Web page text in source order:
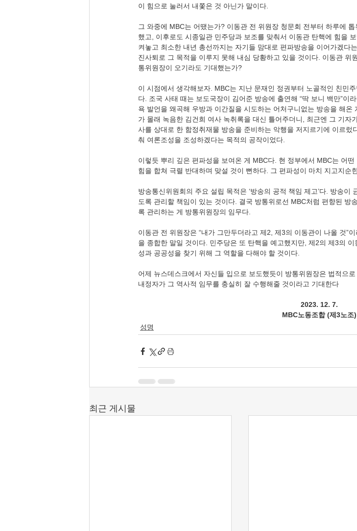
이 힘으로 눌러서 내쫓은 것 아닌가 말이다.
그 와중에 MBC는 어땠는가? 이동관 전 위원장 청문회 전부터 하루에
했고, 이후로도 시종일관 민주당과 보조를 맞춰서 이동관 탄핵에 힘을
켜놓고 최소한 내년 총선까지는 자기들 맘대로 편파방송을 이어가겠다
진사퇴로 그 목적을 이루지 못해 내심 당황하고 있을 것이다. 이동관 위
통위원장이 오기라도 기대했는가?
이 시점에서 생각해보자. MBC는 지난 문재인 정권부터 노골적인 친민
다. 조국 사태 때는 보도국장이 김어준 방송에 출연해 “딱 보니 백만”이
욕 발언을 왜곡해 우방과 이간질을 시도하는 어처구니없는 방송을 해온
가 몰래 녹음한 김건희 여사 녹취록을 대신 틀어주더니, 최근엔 그 기자
사를 상대로 한 함정취재물 방송을 준비하는 악행을 저지르기에 이르
춰 여론조성을 조성하겠다는 목적의 공작이었다.
이렇듯 뿌리 깊은 편파성을 보여온 게 MBC다. 현 정부에서 MBC는 어
힘을 합쳐 극렬 반대하며 맞설 것이 뻔하다. 그 편파성이 마치 지고지순
방송통신위원회의 주요 설립 목적은 ‘방송의 공적 책임 제고’다. 방송
도록 관리할 책임이 있는 것이다. 결국 방통위로선 MBC처럼 편향된 방
록 관리하는 게 방통위원장의 임무다.
이동관 전 위원장은 “내가 그만두더라고 제2, 제3의 이동관이 나올 것”
을 종합한 말일 것이다. 민주당은 또 탄핵을 예고했지만, 제2의 제3의
성과 공공성을 찾기 위해 그 역할을 다해야 할 것이다.
어제 뉴스데스크에서 자신들 입으로 보도했듯이 방통위원장은 법적으
내정자가 그 역사적 임무를 충실히 잘 수행해줄 것이라고 기대한다
2023. 12. 7.
MBC노동조합 (제3노조)
성명
최근 게시물